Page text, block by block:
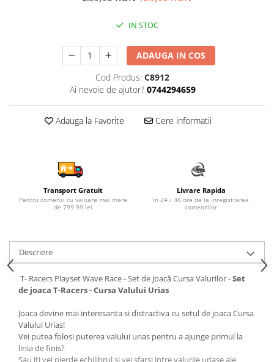
Cadite bebe si accesorii baie
Creme si lotiuni de corp copii
Olite si reductoare WC
Sapun & Gel de dus copii
Set Ingrijire Bebelusi
Arme de jucarie
Ateliere si bancuri de lucru
Casute de papusi si mobilier
Cuburi si caramizi
Elicoptere, avioane si nave de
Figurine
Frumusete, bijuterii si accesorii
fetite
IN STOC
ADAUGA IN COS
Cod Produs: C8912
Ai nevoie de ajutor? 0744294659
Adauga la Favorite Cere informatii
Transport Gratuit
Pentru comenzi cu valoare mai mare
de 799.99 lei
Livrare Rapida
In 24 / 36 ore de la inregistrarea
comenzilor
Descriere
T- Racers Playset Wave Race - Set de Joacă Cursa Valurilor -Set
de joaca T-Racers - Cursa Valului Urias
Joaca devine mai interesanta si distractiva cu setul de joaca Cursa
Valului Urias!
Vei putea folosi puterea valului urias pentru a ajunge primul la
linia de finis?
Sau iti vei pierde echilibrul si vei sfarsi intre valurile uriase ale